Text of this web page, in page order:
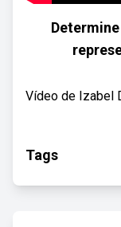
Vídeo de Izabel
Tags